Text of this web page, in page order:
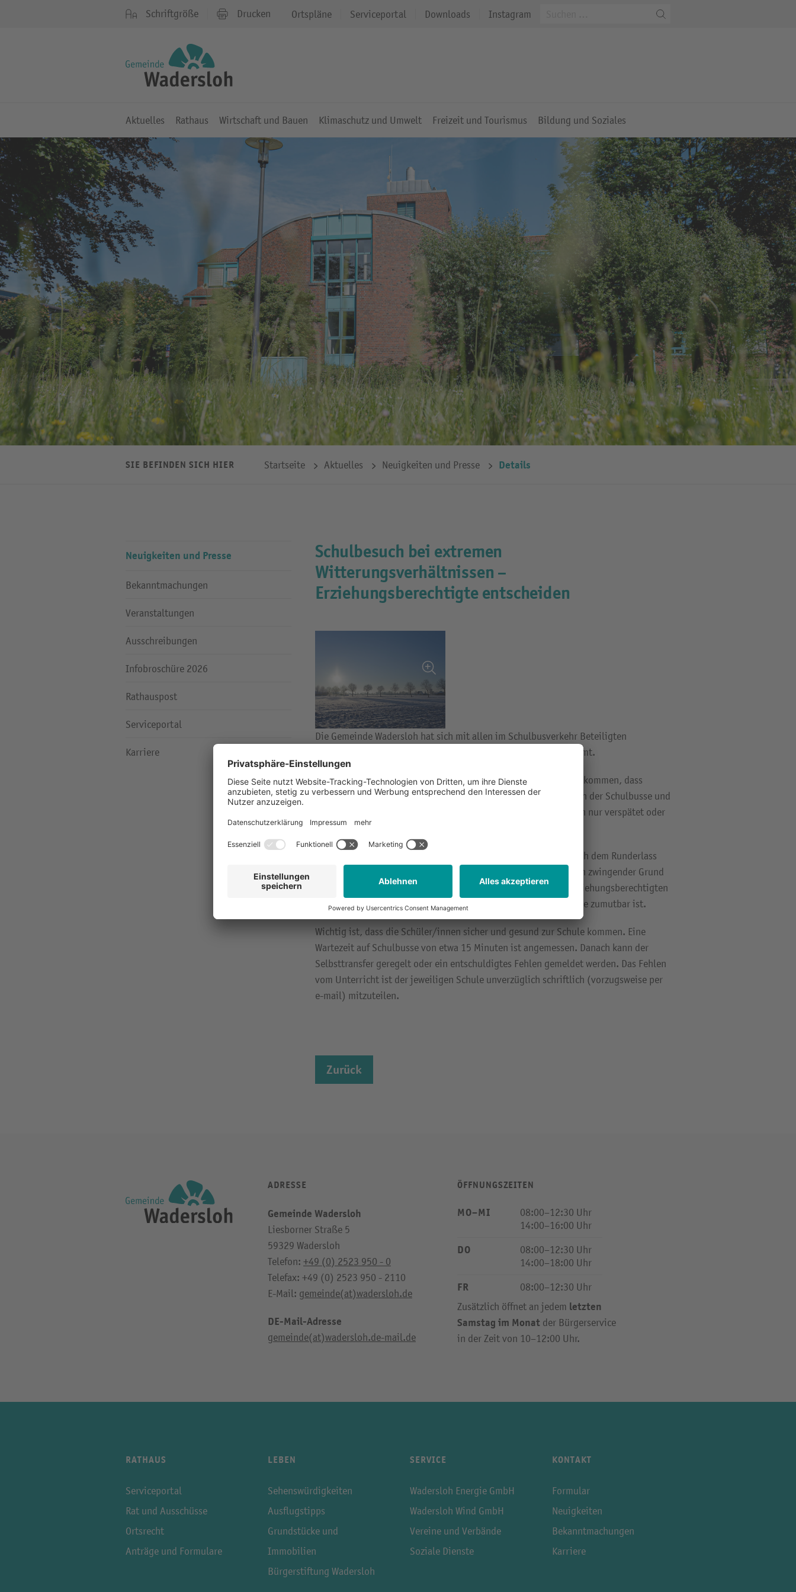
Schriftgröße Drucken Ortspläne Serviceportal Downloads Instagram
Aktuelles Rathaus Wirtschaft und Bauen Klimaschutz und Umwelt Freizeit und Tourismus Bildung und Soziales
SIE BEFINDEN SICH HIER Startseite Aktuelles Neuigkeiten und Presse Details
Neuigkeiten und Presse
Bekanntmachungen
Veranstaltungen
Ausschreibungen
Infobroschüre 2026
Rathauspost
Serviceportal
Karriere
Schulbesuch bei extremen
Witterungsverhältnissen –
Erziehungsberechtigte entscheiden
Die Gemeinde Wadersloh hat sich mit allen im Schulbusverkehr Beteiligten
hinsichtlich des Winterdienstes beim Schulbusverkehr abgestimmt.
Trotz aller Vorsorgemaßnahmen und Planungen kann es aber vorkommen, dass
besonders schwierige extreme Witterungsverhältnisse das Fahren der Schulbusse und
die Beförderung der Fahrschüler/innen zu den einzelnen Schulen nur verspätet oder
gar nicht möglich machen.
Der plötzliche Eintritt extremer Witterungsverhältnisse kann nach dem Runderlass
des Ministeriums für Schule und Weiterbildung v. 29.05.2015 ein zwingender Grund
für ein Schulversäumnis sein. In diesem Fall entscheiden die Erziehungsberechtigten
bzw. die volljährigen Schüler/innen selbst, ob der Weg zur Schule zumutbar ist.
Wichtig ist, dass die Schüler/innen sicher und gesund zur Schule kommen. Eine
Wartezeit auf Schulbusse von etwa 15 Minuten ist angemessen. Danach kann der
Selbsttransfer geregelt oder ein entschuldigtes Fehlen gemeldet werden. Das Fehlen
vom Unterricht ist der jeweiligen Schule unverzüglich schriftlich (vorzugsweise per
e-mail) mitzuteilen.
Zurück
ADRESSE
Gemeinde Wadersloh
Liesborner Straße 5
59329 Wadersloh
Telefon: +49 (0) 2523 950 - 0
Telefax: +49 (0) 2523 950 - 2110
E-Mail: gemeinde(at)wadersloh.de
DE-Mail-Adresse
gemeinde(at)wadersloh.de-mail.de
ÖFFNUNGSZEITEN
MO–MI
08:00–12:30 Uhr
14:00–16:00 Uhr
DO
08:00–12:30 Uhr
14:00–18:00 Uhr
FR
08:00–12:30 Uhr
Zusätzlich öffnet an jedem letzten
Samstag im Monatder Bürgerservice
in der Zeit von 10–12:00 Uhr.
RATHAUS
Serviceportal
Rat und Ausschüsse
Ortsrecht
Anträge und Formulare
LEBEN
Sehenswürdigkeiten
Ausflugstipps
Grundstücke und
Immobilien
Bürgerstiftung Wadersloh
SERVICE
Wadersloh Energie GmbH
Wadersloh Wind GmbH
Vereine und Verbände
Soziale Dienste
KONTAKT
Formular
Neuigkeiten
Bekanntmachungen
Karriere